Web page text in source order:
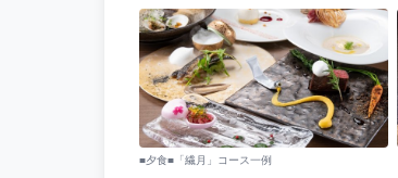
■夕食■「繊月」コース一例